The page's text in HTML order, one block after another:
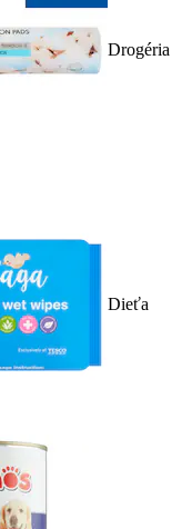
Drogéria
Dieťa